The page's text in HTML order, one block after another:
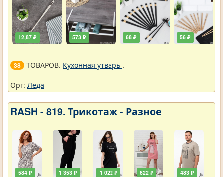
12,87 ₽ 573 ₽ 68 ₽ 56 ₽
38 ТОВАРОВ. Кухонная утварь .
Орг: Леда
RASH - 819. Трикотаж - Разное
584 ₽ 1 353 ₽ 1 022 ₽ 622 ₽ 483 ₽